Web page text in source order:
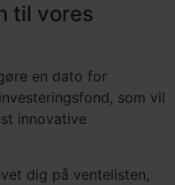
til vores
en dato for
som vil
innovative
dig på ventelisten,